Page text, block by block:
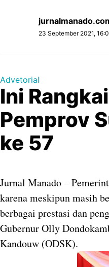
23 September 2021,
Advetorial
Ini
Pemprov
ke 57
Jurnal Manado –
karena meskipun masih
berbagai prestasi dan
Gubernur Olly
Kandouw (ODSK).